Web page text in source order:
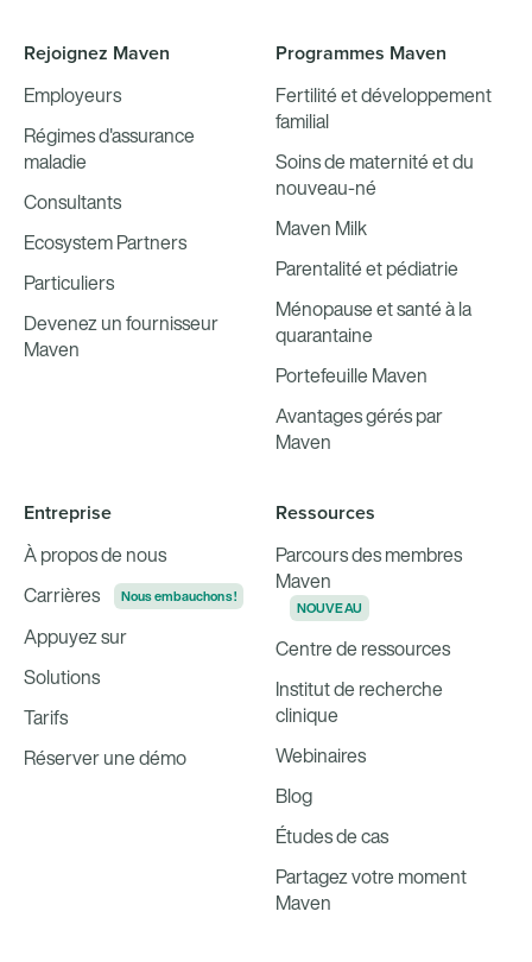
Rejoignez Maven
Employeurs
Régimes d'assurance
maladie
Consultants
Ecosystem Partners
Particuliers
Devenez un fournisseur
Maven
Programmes Maven
Fertilité et développement
familial
Soins de maternité et du
nouveau-né
Maven Milk
Parentalité et pédiatrie
Ménopause et santé à la
quarantaine
Portefeuille Maven
Avantages gérés par
Maven
Entreprise
À propos de nous
Carrières
Nous embauchons !
Appuyez sur
Solutions
Tarifs
Réserver une démo
Ressources
Parcours des membres
Maven
NOUVEAU
Centre de ressources
Institut de recherche
clinique
Webinaires
Blog
Études de cas
Partagez votre moment
Maven